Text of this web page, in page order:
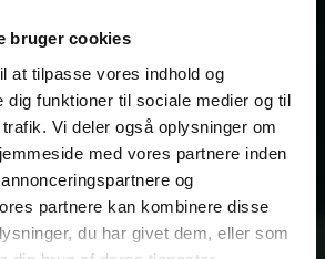
bruger cookies
at tilpasse vores indhold og
dig funktioner til sociale medier og til
Vi deler også oplysninger om
med vores partnere inden
og
partnere kan kombinere disse
du har givet dem, eller som